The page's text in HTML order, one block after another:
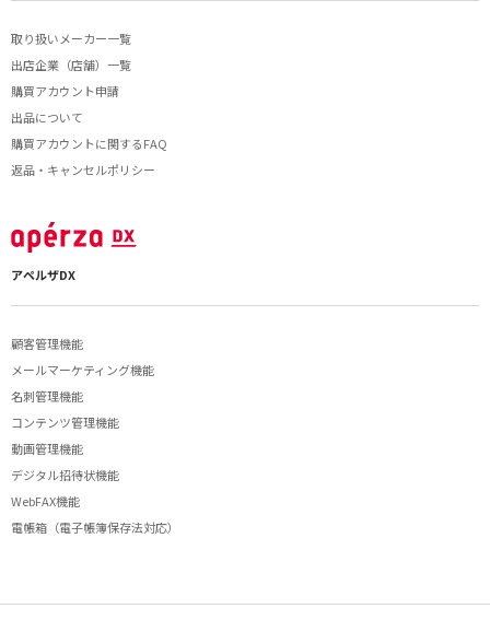
取り扱いメーカー一覧
出店企業（店舗）一覧
購買アカウント申請
出品について
購買アカウントに関するFAQ
返品・キャンセルポリシー
アペルザDX
顧客管理機能
メールマーケティング機能
名刺管理機能
コンテンツ管理機能
動画管理機能
デジタル招待状機能
WebFAX機能
電帳箱（電子帳簿保存法対応）